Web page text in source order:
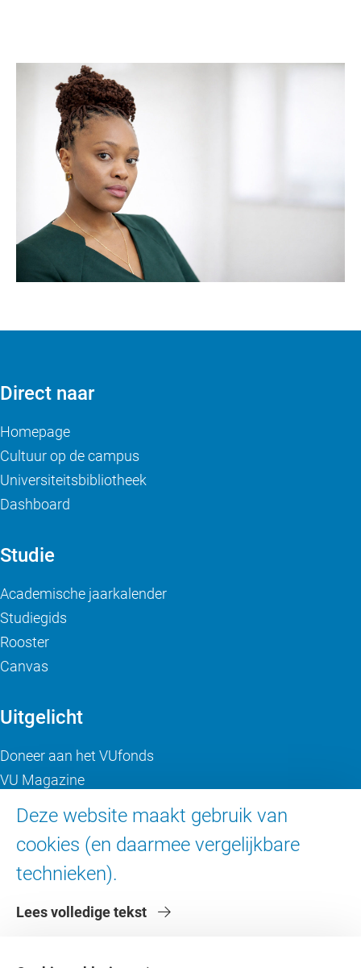
Deze website maakt gebruik van
cookies (en daarmee vergelijkbare
technieken).
Lees volledige tekst
Direct naar
Homepage
Cultuur op de campus
Universiteitsbibliotheek
Dashboard
Studie
Academische jaarkalender
Studiegids
Rooster
Canvas
Uitgelicht
Doneer aan het VUfonds
VU Magazine
Over de VU
Contact en route